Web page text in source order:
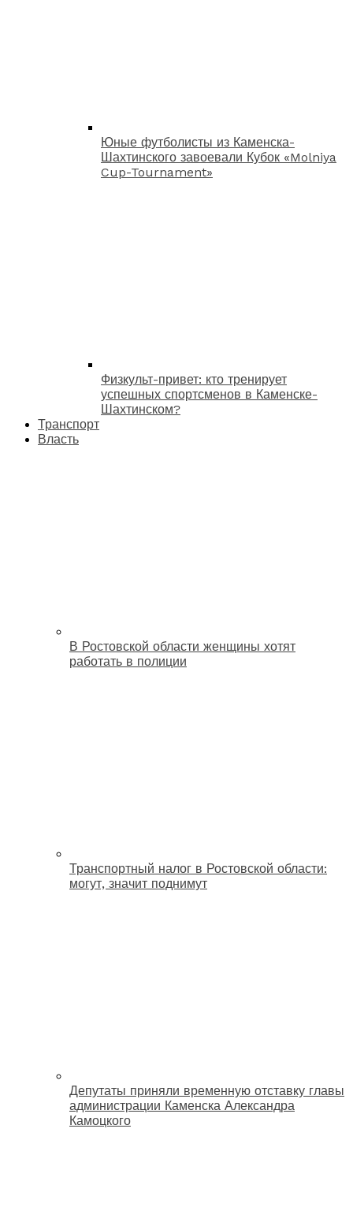
Юные футболисты из Каменска-
Шахтинского завоевали Кубок «Molniya
Cup-Tournament»
Физкульт-привет: кто тренирует
успешных спортсменов в Каменске-
Шахтинском?
Транспорт
Власть
В Ростовской области женщины хотят
работать в полиции
Транспортный налог в Ростовской области:
могут, значит поднимут
Депутаты приняли временную отставку главы
администрации Каменска Александра
Камоцкого